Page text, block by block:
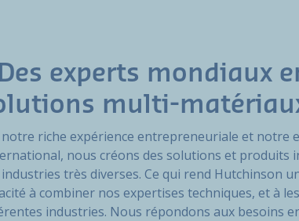
Des experts mondiaux
multi-
notre riche expérience entrepreneuriale et notre
nous créons des solutions et produits
très diverses. Ce qui rend Hutchinson
à combiner nos expertises techniques, et à
industries. Nous répondons aux besoins